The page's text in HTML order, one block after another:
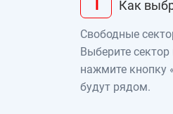
Как
Свободные
Выберите сектор
нажмите кнопку
будут рядом.